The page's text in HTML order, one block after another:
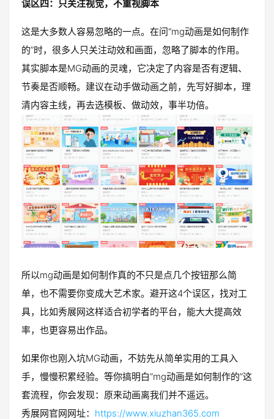
误区四：只关注视觉，不重视脚本
这是大多数人容易忽略的一点。在问“mg动画是如何制作
的”时，很多人只关注动效和画面，忽略了脚本的作用。
其实脚本是MG动画的灵魂，它决定了内容是否有逻辑、
节奏是否顺畅。建议在动手做动画之前，先写好脚本，理
清内容主线，再去选模板、做动效，事半功倍。
所以mg动画是如何制作真的不只是点几个按钮那么简
单，也不需要你变成大艺术家。避开这4个误区，找对工
具，比如秀展网这样适合初学者的平台，能大大提高效
率，也更容易出作品。
如果你也刚入坑MG动画，不妨先从简单实用的工具入
手，慢慢积累经验。等你搞明白“mg动画是如何制作的”这
套流程，你会发现：原来动画离我们并不遥远。
秀展网官网网址： https://www.xiuzhan365.com